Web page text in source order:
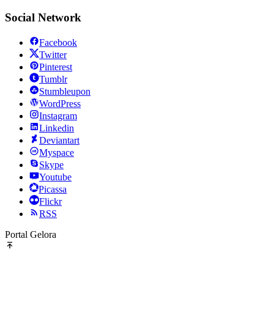
Social Network
Facebook
Twitter
Pinterest
Tumblr
Stumbleupon
WordPress
Instagram
Linkedin
Deviantart
Myspace
Skype
Youtube
Picassa
Flickr
RSS
Portal Gelora